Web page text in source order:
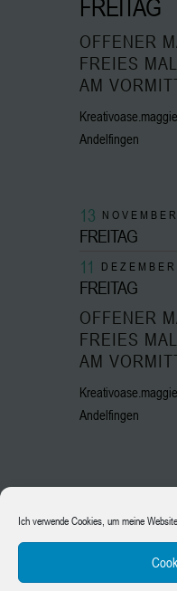
Ich verwende Cookies, um meine
FREITAG
OFFENER
FREIES
AM
Andelfingen
13 NOVEMBER
FREITAG
11
DEZEMBER
FREITAG
OFFENER
FREIES
AM
Andelfingen
13
FREITAG